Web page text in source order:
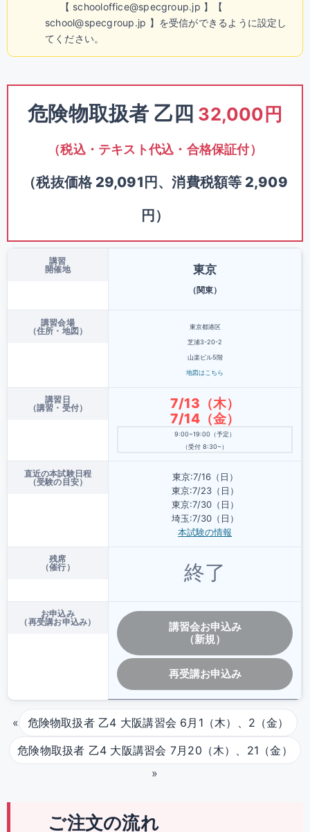
【 schooloffice@specgroup.jp 】【
school@specgroup.jp 】を受信ができるように設定し
てください。
危険物取扱者 乙四 32,000円
（税込・テキスト代込・合格保証付）
（税抜価格 29,091円、消費税額等 2,909
円）
講習
開催地
東京
（関東）
講習会場
（住所・地図）
東京都港区
芝浦3-20-2
山楽ビル5階
地図はこちら
講習日
（講習・受付）
7/13（木）
7/14（金）
9:00~19:00（予定）
（受付 8:30~）
直近の本試験日程
（受験の目安）
東京:7/16（日）
東京:7/23（日）
東京:7/30（日）
埼玉:7/30（日）
本試験の情報
残席
（催行）
終了
お申込み
（再受講お申込み）
講習会お申込み
（新規）
再受講お申込み
«
危険物取扱者 乙4 大阪講習会 6月1（木）、2（金）
危険物取扱者 乙4 大阪講習会 7月20（木）、21（金）
»
ご注文の流れ